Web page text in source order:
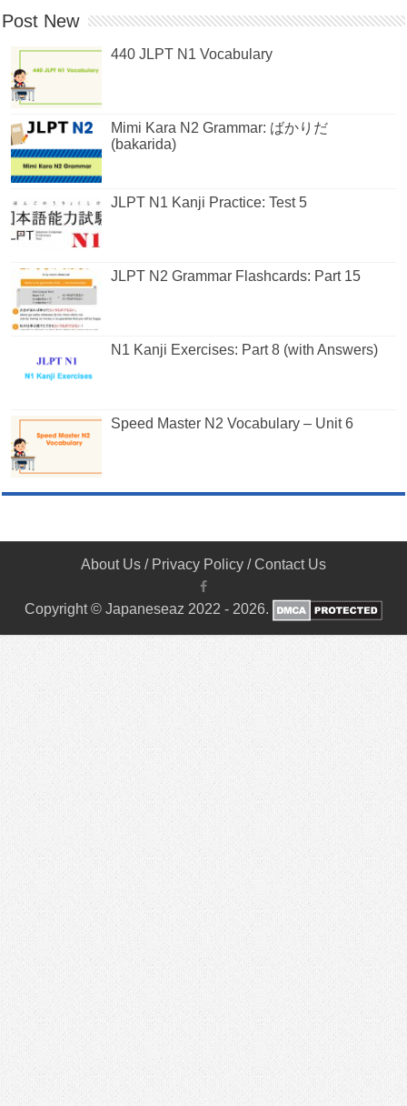
Post New
440 JLPT N1 Vocabulary
Mimi Kara N2 Grammar: ばかりだ
(bakarida)
JLPT N1 Kanji Practice: Test 5
JLPT N2 Grammar Flashcards: Part 15
N1 Kanji Exercises: Part 8 (with Answers)
Speed Master N2 Vocabulary – Unit 6
About Us / Privacy Policy /Contact Us
Copyright © Japaneseaz 2022 - 2026.